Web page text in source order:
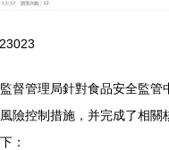
督管理局針對食品安全監管
險控制措施，并完成了相關
：